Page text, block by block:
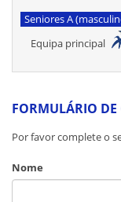
Seniores A
Equipa principal
FORMULÁRIO DE
Por favor complete o
Nome